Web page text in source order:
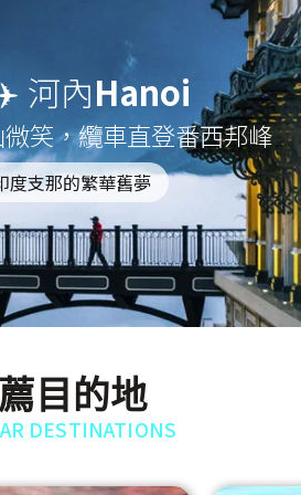
河內Hanoi
笑，纜車直登番西邦峰
度支那的繁華舊夢
目的地
DESTINATIONS